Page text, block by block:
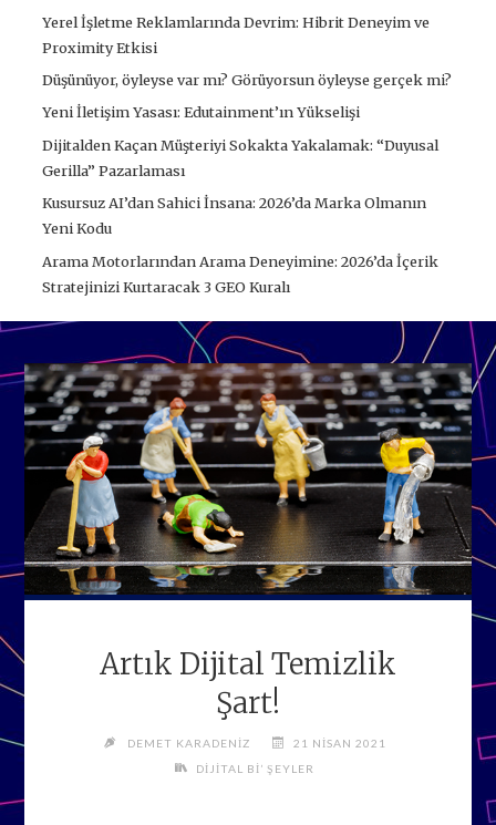
Yerel İşletme Reklamlarında Devrim: Hibrit Deneyim ve
Proximity Etkisi
Düşünüyor, öyleyse var mı? Görüyorsun öyleyse gerçek mi?
Yeni İletişim Yasası: Edutainment’ın Yükselişi
Dijitalden Kaçan Müşteriyi Sokakta Yakalamak: “Duyusal
Gerilla” Pazarlaması
Kusursuz AI’dan Sahici İnsana: 2026’da Marka Olmanın
Yeni Kodu
Arama Motorlarından Arama Deneyimine: 2026’da İçerik
Stratejinizi Kurtaracak 3 GEO Kuralı
Artık Dijital Temizlik
Şart!
DEMET KARADENIZ
21 NISAN 2021
DIJITAL BI’ ŞEYLER